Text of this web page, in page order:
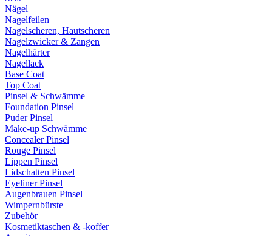
Nägel
Nagelfeilen
Nagelscheren, Hautscheren
Nagelzwicker & Zangen
Nagelhärter
Nagellack
Base Coat
Top Coat
Pinsel & Schwämme
Foundation Pinsel
Puder Pinsel
Make-up Schwämme
Concealer Pinsel
Rouge Pinsel
Lippen Pinsel
Lidschatten Pinsel
Eyeliner Pinsel
Augenbrauen Pinsel
Wimpernbürste
Zubehör
Kosmetiktaschen & -koffer